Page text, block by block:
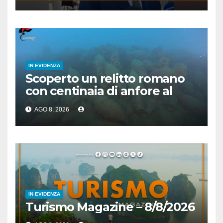
IN EVIDENZA
Scoperto un relitto romano
con centinaia di anfore al
largo di Mazara del Vallo
AGO 8, 2026
IN EVIDENZA
Turismo Magazine – 8/8/2026